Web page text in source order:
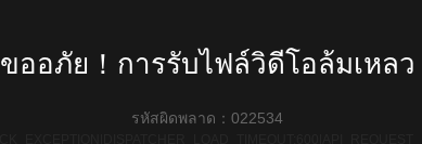
ขออภัย！การรับไฟล์วิดีโอล้มเหลว
รหัสผิดพลาด：022534